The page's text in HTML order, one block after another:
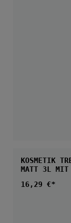
KOSMETIK
Regulärer
16,29 €*